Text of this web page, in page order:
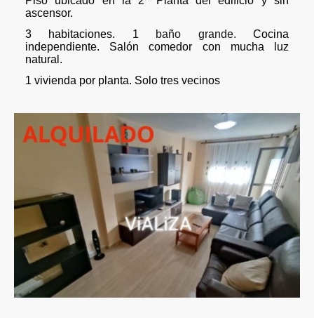
ascensor.
3 habitaciones. 1 baño grande.Cocina
independiente. Salón comedor con mucha luz
natural.
1 vivienda por planta. Solo tres vecinos